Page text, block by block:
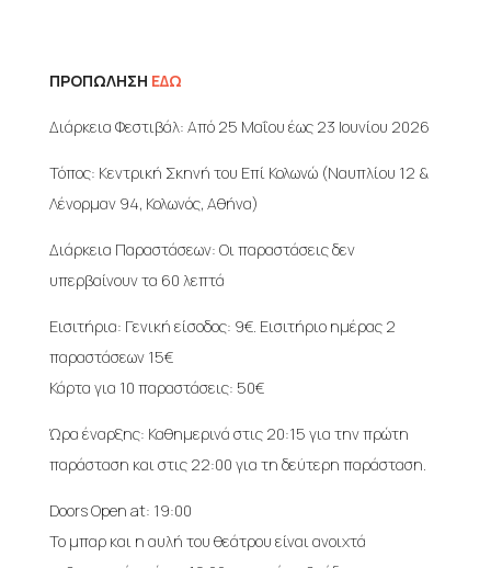
ΠΡΟΠΩΛΗΣΗ ΕΔΩ
Διάρκεια Φεστιβάλ: Από 25 Μαΐου έως 23 Ιουνίου 2026
Τόπος: Κεντρική Σκηνή του Επί Κολωνώ (Ναυπλίου 12 &
Λένορμαν 94, Κολωνός, Αθήνα)
Διάρκεια Παραστάσεων: Οι παραστάσεις δεν
υπερβαίνουν τα 60 λεπτά
Εισιτήρια: Γενική είσοδος: 9€. Eισιτήριo ημέρας 2
παραστάσεων 15€
Κάρτα για 10 παραστάσεις: 50€
Ώρα έναρξης: Καθημερινά στις 20:15 για την πρώτη
παράσταση και στις 22:00 για τη δεύτερη παράσταση.
Doors Open at: 19:00
Το μπαρ και η αυλή του θεάτρου είναι ανοιχτά